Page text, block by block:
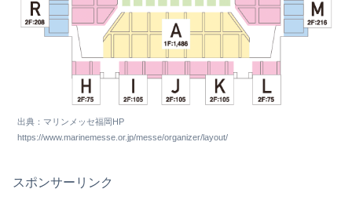
出典：マリンメッセ福岡HP
https://www.marinemesse.or.jp/messe/organizer/layout/
スポンサーリンク